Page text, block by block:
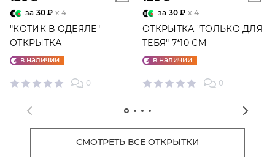
за 30 ₽ x 4
"КОТИК В ОДЕЯЛЕ"
ОТКРЫТКА
в наличии
0
за 30 ₽ x 4
ОТКРЫТКА "ТОЛЬКО ДЛЯ
ТЕБЯ" 7*10 СМ
в наличии
0
СМОТРЕТЬ ВСЕ ОТКРЫТКИ